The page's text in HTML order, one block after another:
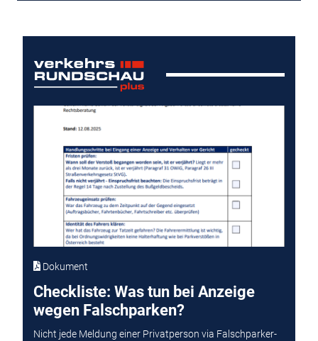
Dokument
Checkliste: Was tun bei Anzeige
wegen Falschparken?
Nicht jede Meldung einer Privatperson via Falschparker-